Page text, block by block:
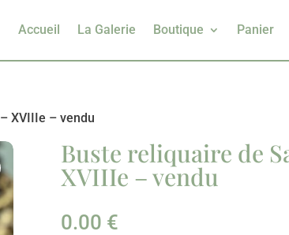
Accueil La Galerie Boutique Panier
XVIIIe – vendu
Buste reliquaire de
XVIIIe – vendu
0.00 €